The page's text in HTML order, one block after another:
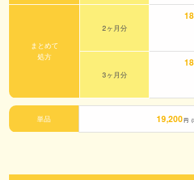
まとめて
処方
2ヶ月分
3ヶ月分
単品 19,200円